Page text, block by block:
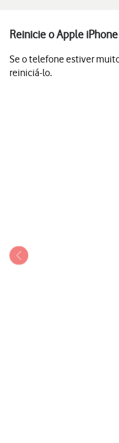
Reinicie o Apple
Se o telefone estiver
reiniciá-lo.